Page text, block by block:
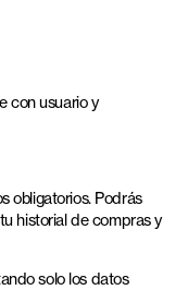
con usuario y
obligatorios. Podrás
historial de compras y
solo los datos